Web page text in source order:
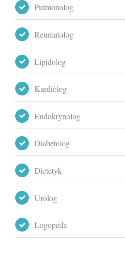
Pulmonolog
Reumatolog
Lipidolog
Kardiolog
Endokrynolog
Diabetolog
Dietetyk
Urolog
Logopeda